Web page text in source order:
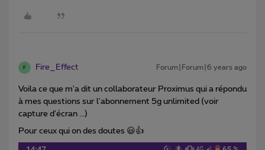
F Fire_Effect Forum|Forum|6 years ago
Voila ce que m'a dit un collaborateur Proximus qui a répondu
à mes questions sur l'abonnement 5g unlimited (voir
capture d'écran ...)
Pour ceux qui on des doutes 😃👍